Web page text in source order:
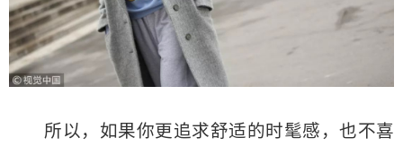
所以，如果你更追求舒适的时髦感，也不喜